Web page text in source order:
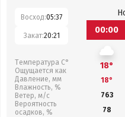
Восход:05:37
Закат:20:21
Температура С°
Ощущается как
Давление, мм
Влажность, %
Ветер, м/с
Вероятность
осадков, %
00:00
18°
18°
763
78